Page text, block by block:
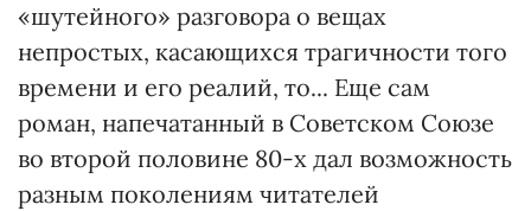
«шутейного» разговора о вещах
непростых, касающихся трагичности того
времени и его реалий, то... Еще сам
роман, напечатанный в Советском Союзе
во второй половине 80-х дал возможность
разным поколениям читателей